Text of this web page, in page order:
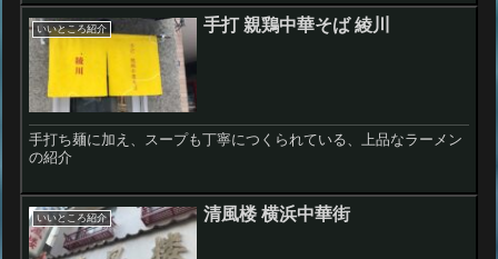
いいところ紹介 手打 親鶏中華そば 綾川
手打ち麺に加え、スープも丁寧につくられている、上品なラーメン
の紹介
いいところ紹介 清風楼 横浜中華街